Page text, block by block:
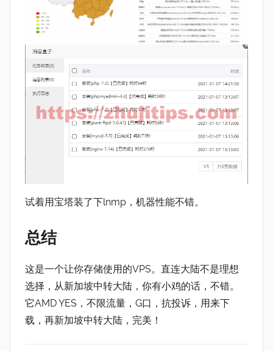
试着用宝塔装了下lnmp，机器性能不错。
总结
这是一个让你存储使用的VPS。直连大陆不是理想
选择，从新加坡中转大陆，你有小鸡的话，不错。
它AMD YES，不限流量，G口，抗投诉，用来下
载，再新加坡中转大陆，完美！